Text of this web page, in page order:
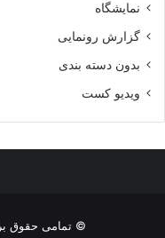
نمایشگاه
گزارش رونمایی
بدون دسته بندی
ویدیو کست
© تمامی حقوق